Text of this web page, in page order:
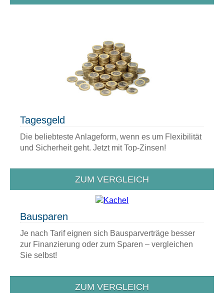
Tagesgeld
Die beliebteste Anlageform, wenn es um Flexibilität
und Sicherheit geht. Jetzt mit Top-Zinsen!
ZUM VERGLEICH
Bausparen
Je nach Tarif eignen sich Bausparverträge besser
zur Finanzierung oder zum Sparen – vergleichen
Sie selbst!
ZUM VERGLEICH